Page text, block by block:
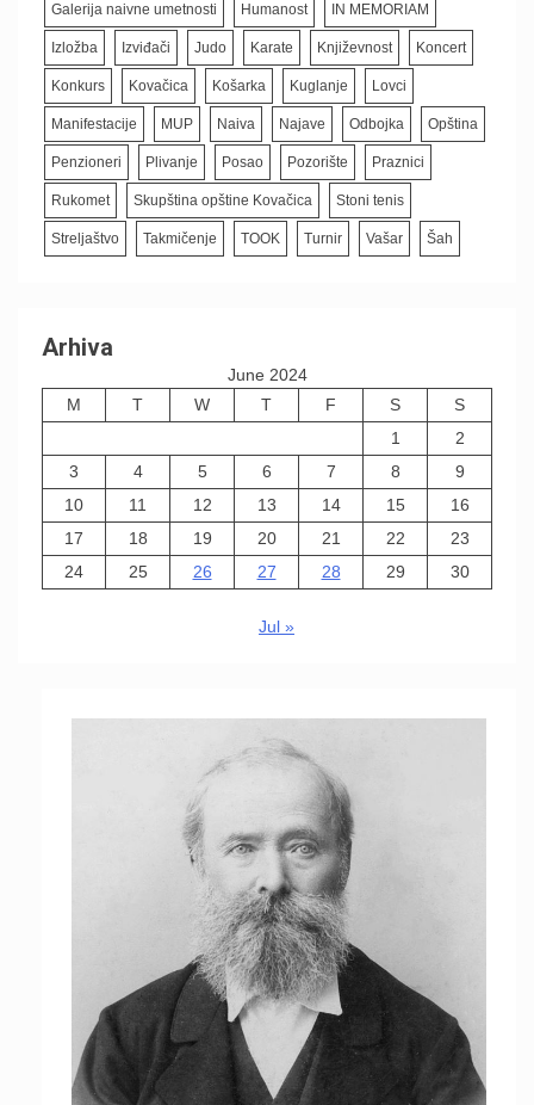
Galerija naivne umetnosti Humanost IN MEMORIAM
Izložba Izviđači Judo Karate Književnost Koncert
Konkurs Kovačica Košarka Kuglanje Lovci
Manifestacije MUP Naiva Najave Odbojka Opština
Penzioneri Plivanje Posao Pozorište Praznici
Rukomet Skupština opštine Kovačica Stoni tenis
Streljaštvo Takmičenje TOOK Turnir Vašar Šah
Arhiva
June 2024
M
T W T F S
S
1
2
3
4 5 6 7 8
9
10
11 12 13 14 15
16
17
18 19 20 21 22
23
24
25 26 27 28 29 30
Jul »